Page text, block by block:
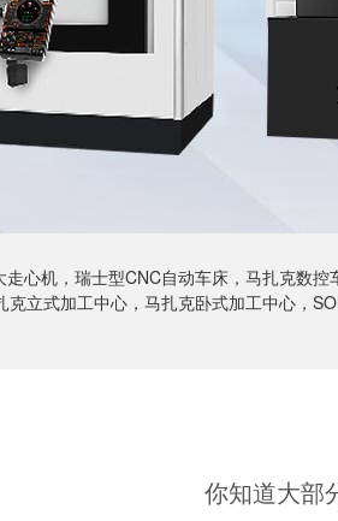
心机，瑞士型CNC自动车床，马扎克数控
立式加工中心，马扎克卧式加工中心，
你知道大部